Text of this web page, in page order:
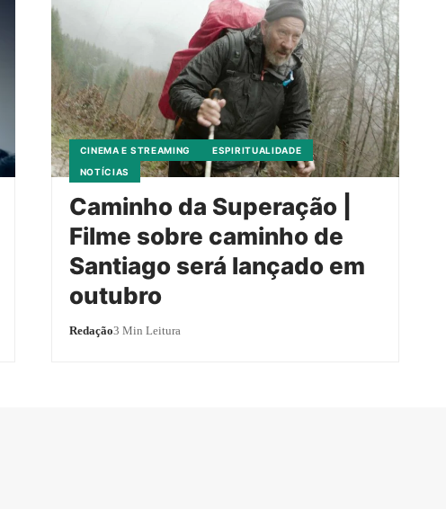
CINEMA E STREAMING
ESPIRITUALIDADE
NOTÍCIAS
Caminho da Superação |
Filme sobre caminho de
Santiago será lançado em
outubro
Redação3 Min Leitura